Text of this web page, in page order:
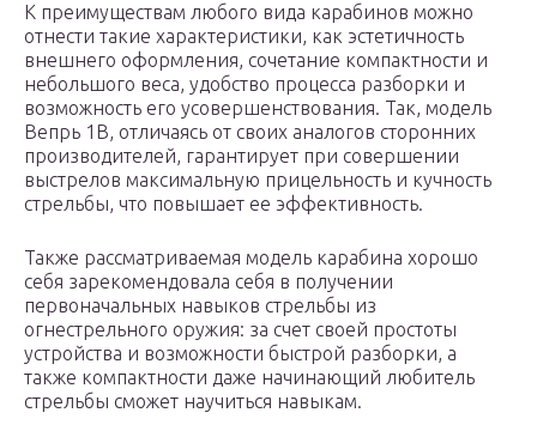
К преимуществам любого вида карабинов можно
отнести такие характеристики, как эстетичность
внешнего оформления, сочетание компактности и
небольшого веса, удобство процесса разборки и
возможность его усовершенствования. Так, модель
Вепрь 1В, отличаясь от своих аналогов сторонних
производителей, гарантирует при совершении
выстрелов максимальную прицельность и кучность
стрельбы, что повышает ее эффективность.
Также рассматриваемая модель карабина хорошо
себя зарекомендовала себя в получении
первоначальных навыков стрельбы из
огнестрельного оружия: за счет своей простоты
устройства и возможности быстрой разборки, а
также компактности даже начинающий любитель
стрельбы сможет научиться навыкам.